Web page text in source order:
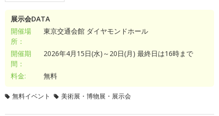
展示会DATA
開催場
所：
東京交通会館 ダイヤモンドホール
開催期
間：
2026年4月15日(水)～20日(月) 最終日は16時まで
料金: 無料
無料イベント 美術展・博物展・展示会